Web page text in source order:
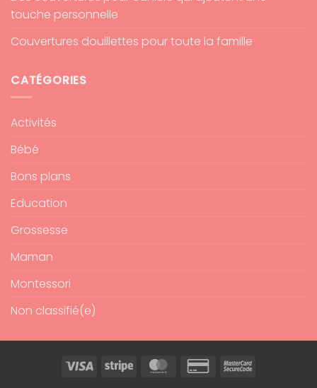
touche personnelle
Couvertures douillettes pour toute la famille
CATÉGORIES
Activités
Bébé
Bons plans
Education
Grossesse
Maman
Montessori
Non classifié(e)
Visa Stripe MasterCard
Credit MasterCard